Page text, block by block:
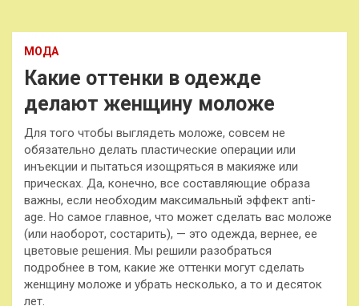
МОДА
Какие оттенки в одежде
делают женщину моложе
Для того чтобы выглядеть моложе, совсем не
обязательно делать пластические операции или
инъекции и пытаться изощряться в макияже или
прическах. Да, конечно, все составляющие образа
важны, если необходим максимальный эффект anti-
age. Но самое главное, что может сделать вас моложе
(или наоборот, состарить), — это одежда, вернее, ее
цветовые решения. Мы решили разобраться
подробнее в том, какие же оттенки могут сделать
женщину моложе и убрать несколько, а то и десяток
лет.